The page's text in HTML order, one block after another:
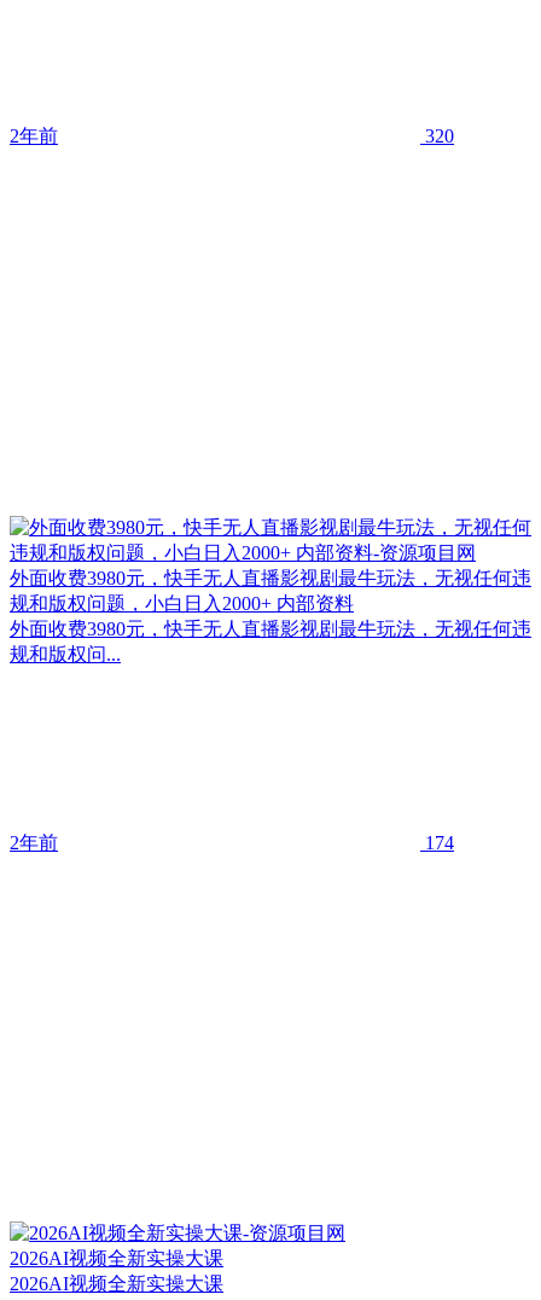
2年前 320
外面收费3980元，快手无人直播影视剧最牛玩法，无视任何违
规和版权问题，小白日入2000+ 内部资料
外面收费3980元，快手无人直播影视剧最牛玩法，无视任何违
规和版权问...
2年前 174
2026AI视频全新实操大课
2026AI视频全新实操大课